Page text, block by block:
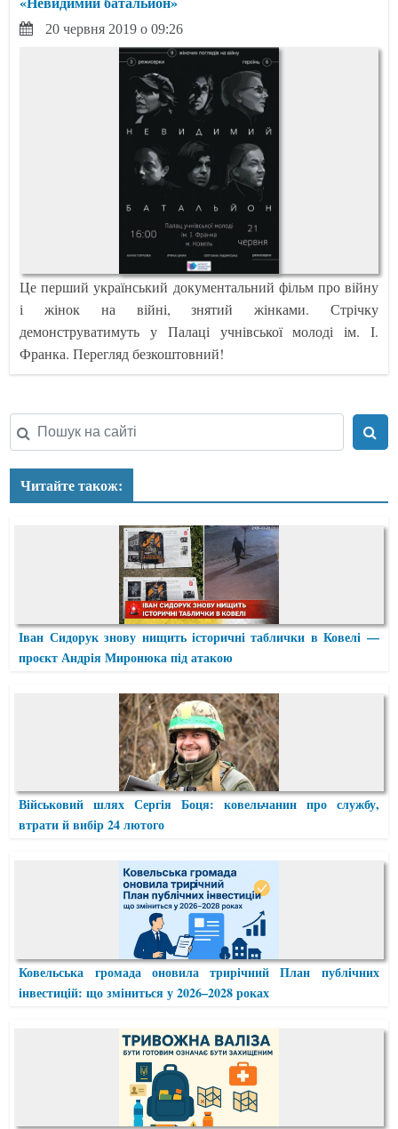
20 червня 2019 о 09:26
Це перший український документальний фільм про війну
і жінок на війні, знятий жінками. Стрічку
демонструватимуть у Палаці учнівської молоді ім. І.
Франка. Перегляд безкоштовний!
Читайте також:
Іван Сидорук знову нищить історичні таблички в Ковелі —
проєкт Андрія Миронюка під атакою
Військовий шлях Сергія Боця: ковельчанин про службу,
втрати й вибір 24 лютого
Ковельська громада оновила трирічний План публічних
інвестицій: що зміниться у 2026–2028 роках